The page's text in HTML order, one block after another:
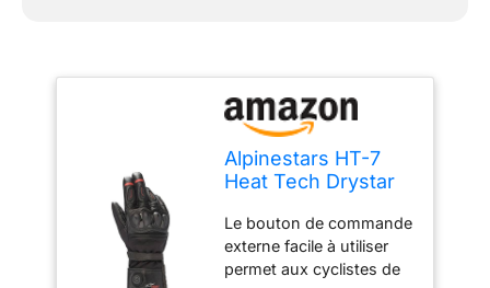
Alpinestars HT-7
Heat Tech Drystar
Schwarz, M
Le bouton de commande
externe facile à utiliser
permet aux cyclistes de